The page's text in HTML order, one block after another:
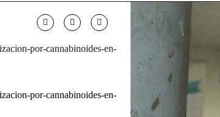
por-cannabinoides-en-
por-cannabinoides-en-